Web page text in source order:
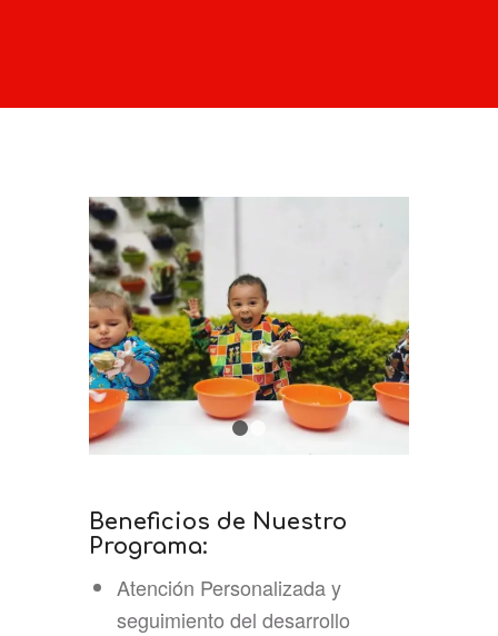
Beneficios de Nuestro
Programa:
Atención Personalizada y
seguimiento del desarrollo